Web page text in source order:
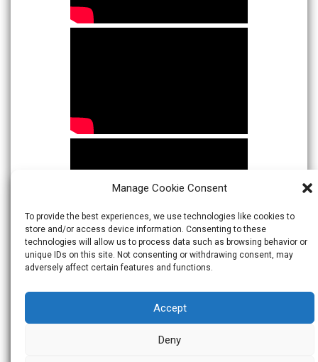
Manage Cookie Consent
To provide the best experiences, we use technologies like cookies to
store and/or access device information. Consenting to these
technologies will allow us to process data such as browsing behavior or
unique IDs on this site. Not consenting or withdrawing consent, may
adversely affect certain features and functions.
Accept
Deny